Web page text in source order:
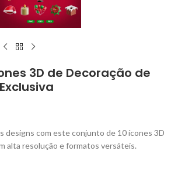
3D de Decoração de
designs com este conjunto de 10 ícones 3D
alta resolução e formatos versáteis.